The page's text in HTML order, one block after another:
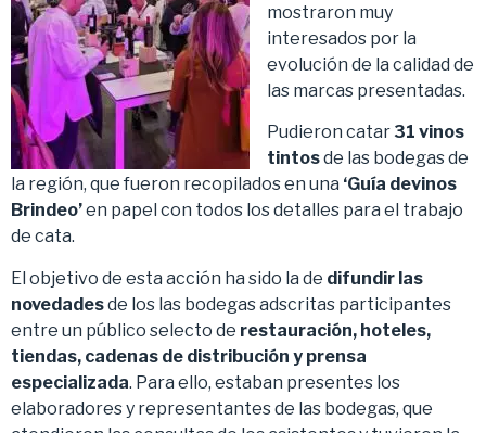
mostraron muy
interesados por la
evolución de la calidad de
las marcas presentadas.
Pudieron catar 31 vinos
tintosde las bodegas de
la región, que fueron recopilados en una ‘Guía devinos
Brindeo’en papel con todos los detalles para el trabajo
de cata.
El objetivo de esta acción ha sido la de difundir las
novedadesde los las bodegas adscritas participantes
entre un público selecto de restauración, hoteles,
tiendas, cadenas de distribución y prensa
especializada. Para ello, estaban presentes los
elaboradores y representantes de las bodegas, que